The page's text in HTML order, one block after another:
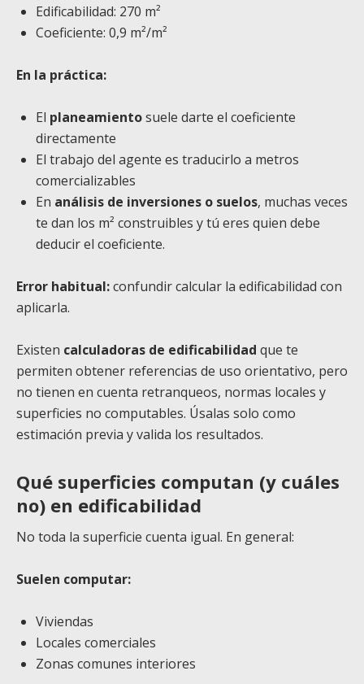
Edificabilidad: 270 m²
Coeficiente: 0,9 m²/m²
En la práctica:
El planeamientosuele darte el coeficiente
directamente
El trabajo del agente es traducirlo a metros
comercializables
En análisis de inversiones o suelos, muchas veces
te dan los m² construibles y tú eres quien debe
deducir el coeficiente.
Error habitual:confundir calcular la edificabilidad con
aplicarla.
Existen calculadoras de edificabilidad que te
permiten obtener referencias de uso orientativo, pero
no tienen en cuenta retranqueos, normas locales y
superficies no computables. Úsalas solo como
estimación previa y valida los resultados.
Qué superficies computan (y cuáles
no) en edificabilidad
No toda la superficie cuenta igual. En general:
Suelen computar:
Viviendas
Locales comerciales
Zonas comunes interiores